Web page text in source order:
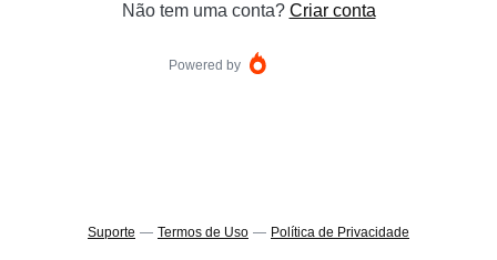
Não tem uma conta? Criar conta
Powered by
Suporte — Termos de Uso — Política de Privacidade